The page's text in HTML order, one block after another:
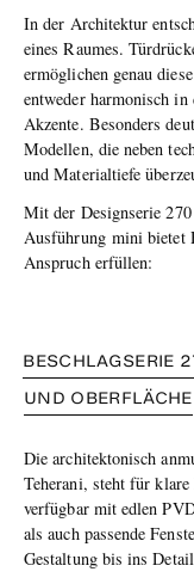
In der Architektur
eines Raumes.
ermöglichen genau
entweder harmonisch in
Akzente. Besonders
Modellen, die neben
und Materialtiefe
Mit der Designserie
Ausführung mini bietet
Anspruch erfüllen:
BESCHLAGSERIE
UND OBERFLÄCHE
Die architektonisch
Teherani, steht für
verfügbar mit edlen
als auch passende
Gestaltung bis ins